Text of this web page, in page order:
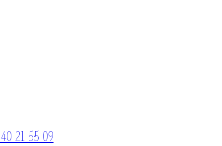
21 55 09